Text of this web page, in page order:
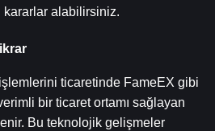
kararlar alabilirsiniz.
ticaretinde FameEX gibi
bir ticaret ortamı sağlayan
Bu teknolojik gelişmeler